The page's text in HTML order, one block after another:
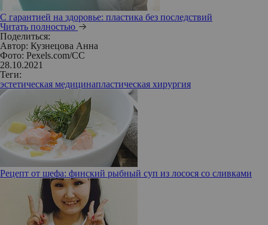
С гарантией на здоровье: пластика без последствий
Читать полностью
Поделиться:
Автор: Кузнецова Анна
Фото: Pexels.com/CC
28.10.2021
Теги:
эстетическая медицинапластическая хирургия
Рецепт от шефа: финский рыбный суп из лосося со сливками